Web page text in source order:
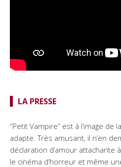
LA PRESSE
“Petit Vampire” est à l’image de
adapte. Très amusant, il n’en
déclaration d’amour attachante
le cinéma d’horreur et même